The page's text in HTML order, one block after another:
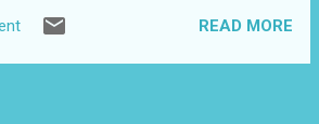
पूरा ध्यान क्यों नहीं दिया?यह फिल्म अनुराग कश्यप
चवन्नी को महेश भट्ट अपनी साफगोई और बेलौस
तरह की बातें नहीं करते.उनकी फिल्म शोबिज़ आज
READ MORE